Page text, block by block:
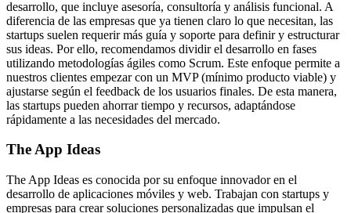
desarrollo, que incluye asesoría, consultoría y análisis funcional. A
diferencia de las empresas que ya tienen claro lo que necesitan, las
startups suelen requerir más guía y soporte para definir y estructurar
sus ideas. Por ello, recomendamos dividir el desarrollo en fases
utilizando metodologías ágiles como Scrum. Este enfoque permite a
nuestros clientes empezar con un MVP (mínimo producto viable) y
ajustarse según el feedback de los usuarios finales. De esta manera,
las startups pueden ahorrar tiempo y recursos, adaptándose
rápidamente a las necesidades del mercado.
The App Ideas
The App Ideas es conocida por su enfoque innovador en el
desarrollo de aplicaciones móviles y web. Trabajan con startups y
empresas para crear soluciones personalizadas que impulsan el